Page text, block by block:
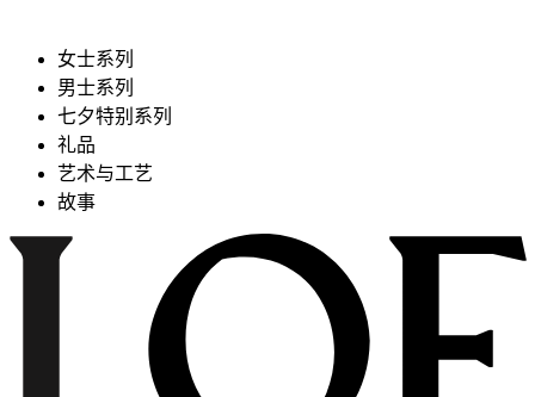
女士系列
男士系列
七夕特别系列
礼品
艺术与工艺
故事